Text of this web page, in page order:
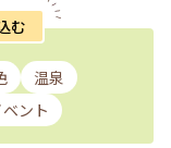
む
温泉
ント